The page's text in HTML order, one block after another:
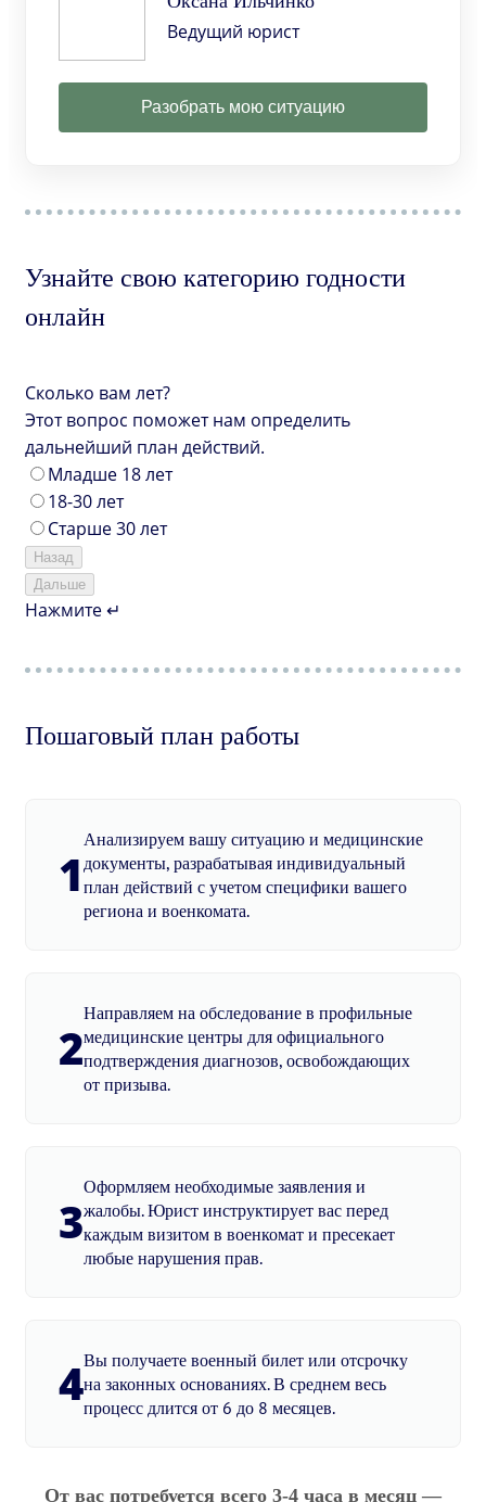
Ведущий юрист
Разобрать мою ситуацию
Узнайте свою категорию годности
онлайн
Сколько вам лет?
Этот вопрос поможет нам определить
дальнейший план действий.
Младше 18 лет
18-30 лет
Старше 30 лет
Назад
Дальше
Нажмите ↵
Пошаговый план работы
1
Анализируем вашу ситуацию и медицинские
документы, разрабатывая индивидуальный
план действий с учетом специфики вашего
региона и военкомата.
2
Направляем на обследование в профильные
медицинские центры для официального
подтверждения диагнозов, освобождающих
от призыва.
3
Оформляем необходимые заявления и
жалобы. Юрист инструктирует вас перед
каждым визитом в военкомат и пресекает
любые нарушения прав.
4Вы получаете военный билет или отсрочку
на законных основаниях. В среднем весь
процесс длится от 6 до 8 месяцев.
От вас потребуется всего 3-4 часа в месяц —